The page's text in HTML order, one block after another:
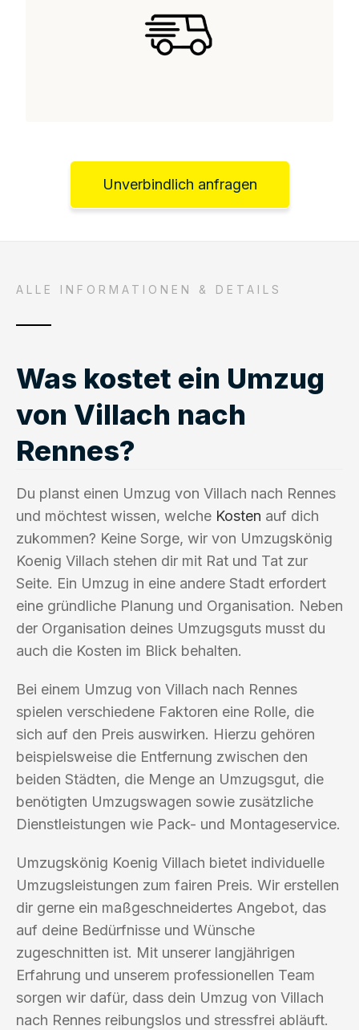
Unverbindlich anfragen
ALLE INFORMATIONEN & DETAILS
Was kostet ein Umzug
von Villach nach
Rennes?
Du planst einen Umzug von Villach nach Rennes
und möchtest wissen, welche Kosten auf dich
zukommen? Keine Sorge, wir von Umzugskönig
Koenig Villach stehen dir mit Rat und Tat zur
Seite. Ein Umzug in eine andere Stadt erfordert
eine gründliche Planung und Organisation. Neben
der Organisation deines Umzugsguts musst du
auch die Kosten im Blick behalten.
Bei einem Umzug von Villach nach Rennes
spielen verschiedene Faktoren eine Rolle, die
sich auf den Preis auswirken. Hierzu gehören
beispielsweise die Entfernung zwischen den
beiden Städten, die Menge an Umzugsgut, die
benötigten Umzugswagen sowie zusätzliche
Dienstleistungen wie Pack- und Montageservice.
Umzugskönig Koenig Villach bietet individuelle
Umzugsleistungen zum fairen Preis. Wir erstellen
dir gerne ein maßgeschneidertes Angebot, das
auf deine Bedürfnisse und Wünsche
zugeschnitten ist. Mit unserer langjährigen
Erfahrung und unserem professionellen Team
sorgen wir dafür, dass dein Umzug von Villach
nach Rennes reibungslos und stressfrei abläuft.